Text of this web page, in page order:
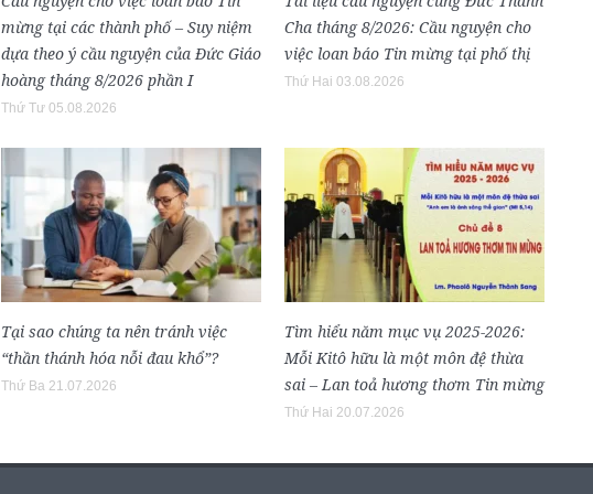
mừng tại các thành phố – Suy niệm
dựa theo ý cầu nguyện của Đức Giáo
hoàng tháng 8/2026 phần I
Thứ Tư 05.08.2026
Cha tháng 8/2026: Cầu nguyện cho
việc loan báo Tin mừng tại phố thị
Thứ Hai 03.08.2026
Tại sao chúng ta nên tránh việc
“thần thánh hóa nỗi đau khổ”?
Thứ Ba 21.07.2026
Tìm hiểu năm mục vụ 2025-2026:
Mỗi Kitô hữu là một môn đệ thừa
sai – Lan toả hương thơm Tin mừng
Thứ Hai 20.07.2026